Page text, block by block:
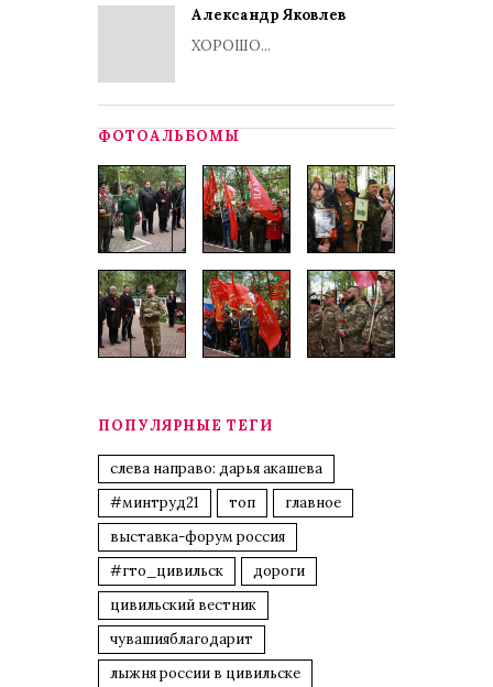
Александр Яковлев
ХОРОШО...
ФОТОАЛЬБОМЫ
ПОПУЛЯРНЫЕ ТЕГИ
слева направо: дарья акашева
#минтруд21
топ
главное
выставка-форум россия
#гто_цивильск
дороги
цивильский вестник
чувашияблагодарит
лыжня россии в цивильске